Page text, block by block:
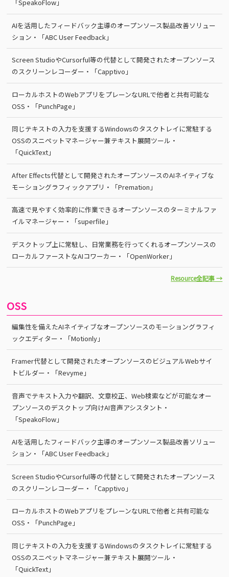
「SpeakoFlow」
AIを活用したフィードバック主導のオープンソース製品改善ソリュー
ション・「ABC User Feedback」
Screen StudioやCursorful等の代替として開発されたオープンソース
のスクリーンレコーダー・「Capptivo」
ローカルホストのWebアプリをプレーンなURLで他者と共有可能な
OSS・「PunchPage」
同じテキストの入力を支援するWindowsのタスクトレイに常駐する
OSSのスニペットマネージャー兼テキスト展開ツール・
「QuickText」
After Effects代替として開発されたオープンソースのAIネイティブな
モーショングラフィックアプリ・「Premation」
高速で見やすく効率的に作業できるオープンソースのターミナルファ
イルマネージャー・「superfile」
デスクトップ上に常駐し、日常業務を行ってくれるオープンソースの
ローカルファーストなAIコワーカー・「OpenWorker」
Resource全記事 →
OSS
編集性を備えたAIネイティブなオープンソースのモーショングラフィ
ックエディター・「Motionly」
Framer代替として開発されたオープンソースのビジュアルWebサイ
トビルダー・「Revyme」
音声でテキスト入力や翻訳、文章校正、Web検索などが可能なオー
プンソースのデスクトップ向けAI音声アシスタント・
「SpeakoFlow」
AIを活用したフィードバック主導のオープンソース製品改善ソリュー
ション・「ABC User Feedback」
Screen StudioやCursorful等の代替として開発されたオープンソース
のスクリーンレコーダー・「Capptivo」
ローカルホストのWebアプリをプレーンなURLで他者と共有可能な
OSS・「PunchPage」
同じテキストの入力を支援するWindowsのタスクトレイに常駐する
OSSのスニペットマネージャー兼テキスト展開ツール・
「QuickText」